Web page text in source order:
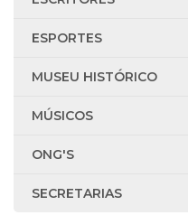
ESPORTES
MUSEU HISTÓRICO
MÚSICOS
ONG'S
SECRETARIAS